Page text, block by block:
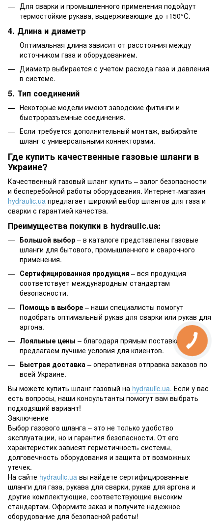
Для сварки и промышленного применения подойдут
термостойкие рукава, выдерживающие до +150°C.
4. Длина и диаметр
Оптимальная длина зависит от расстояния между
источником газа и оборудованием.
Диаметр выбирается с учетом расхода газа и давления
в системе.
5. Тип соединений
Некоторые модели имеют заводские фитинги и
быстроразъемные соединения.
Если требуется дополнительный монтаж, выбирайте
шланг с универсальными коннекторами.
Где купить качественные газовые шланги в
Украине?
Качественный газовый шланг купить – залог безопасности
и бесперебойной работы оборудования. Интернет-магазин
hydraulic.ua предлагает широкий выбор шлангов для газа и
сварки с гарантией качества.
Преимущества покупки в hydraulic.ua:
Большой выбор – в каталоге представлены газовые
шланги для бытового, промышленного и сварочного
применения.
Сертифицированная продукция – вся продукция
соответствует международным стандартам
безопасности.
Помощь в выборе – наши специалисты помогут
подобрать оптимальный рукав для сварки или рукав для
аргона.
Лояльные цены – благодаря прямым поставкам мы
предлагаем лучшие условия для клиентов.
Быстрая доставка – оперативная отправка заказов по
всей Украине.
Вы можете купить шланг газовый на hydraulic.ua. Если у вас
есть вопросы, наши консультанты помогут вам выбрать
подходящий вариант!
Заключение
Выбор газового шланга – это не только удобство
эксплуатации, но и гарантия безопасности. От его
характеристик зависят герметичность системы,
долговечность оборудования и защита от возможных
утечек.
На сайте hydraulic.ua вы найдете сертифицированные
шланги для газа, рукава для сварки, рукав для аргона и
другие комплектующие, соответствующие высоким
стандартам. Оформите заказ и получите надежное
оборудование для безопасной работы!